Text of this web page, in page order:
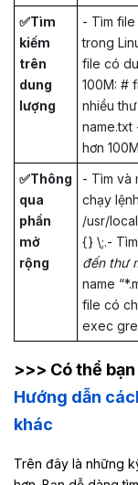
✅Tìm
kiếm
trên
dung
lượng
- Tìm
trong
file có
100M: #
nhiều
hơn
✅Thông
qua
phần
mở
rộng
- Tìm và
chạy
/usr/
{} \;.-
đến thư
name
file có
exec
>>> Có thể
Hướng dẫn
khác
Trên đây là những